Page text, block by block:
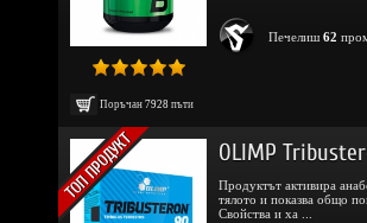
Поръчан 7928 пъти
Печелиш 62
OLIMP
Продуктът активира
тялото и показва общо
Свойства и ха ...